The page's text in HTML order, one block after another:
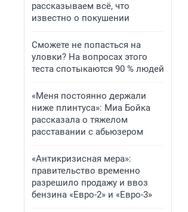
рассказываем всё, что
известно о покушении
Сможете не попасться на
уловки? На вопросах этого
теста спотыкаются 90 % людей
«Меня постоянно держали
ниже плинтуса»: Миа Бойка
рассказала о тяжелом
расставании с абьюзером
«Антикризисная мера»:
правительство временно
разрешило продажу и ввоз
бензина «Евро-2» и «Евро-3»